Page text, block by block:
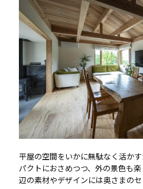
平屋の空間をいかに無駄なく活か
パクトにおさめつつ、外の景色も
辺の素材やデザインには奥さまの